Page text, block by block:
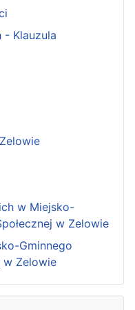
- Klauzula
w Miejsko-
w Zelowie
Gminnego
w Zelowie